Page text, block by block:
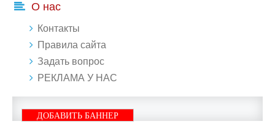
О нас
Контакты
Правила сайта
Задать вопрос
РЕКЛАМА У НАС
ДОБАВИТЬ БАННЕР